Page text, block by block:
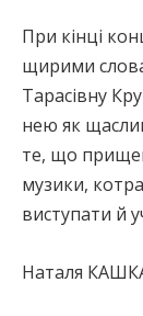
При кінці
щирими
Тарасівну
нею як
те, що
музики,
виступати й
Наталя